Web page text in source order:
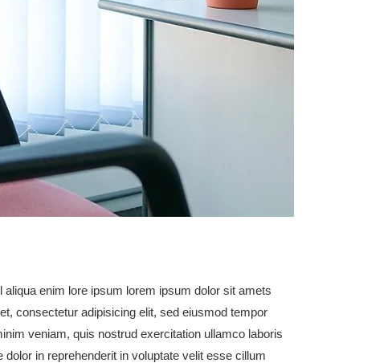
enim lore ipsum lorem ipsum dolor sit amets
consectetur adipisicing elit, sed eiusmod tempor
veniam, quis nostrud exercitation ullamco laboris
in reprehenderit in voluptate velit esse cillum